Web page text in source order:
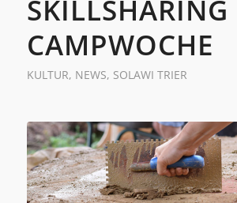
CAMPWOCHE
KULTUR, NEWS, SOLAWI TRIER